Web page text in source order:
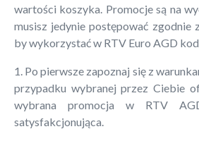
wartości koszyka. Promocje są na
musisz jedynie postępować zgodnie
by wykorzystać w RTV Euro AGD
1. Po pierwsze zapoznaj się z
przypadku wybranej przez Ciebie
wybrana promocja w RTV
satysfakcjonująca.